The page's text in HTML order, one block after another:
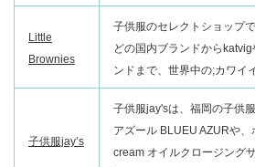
Little
Brownies
子供服のセレクトショップ
どの国内ブランドから
ンドまで、世界中の;カワイ
子供服jay’s
子供服jay'sは、福岡の子供
アズール BLUEU AZURや
cream オイルクロージング